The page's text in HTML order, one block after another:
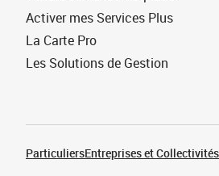
Activer mes Services Plus
La Carte Pro
Les Solutions de Gestion
ParticuliersEntreprises et Collectivités